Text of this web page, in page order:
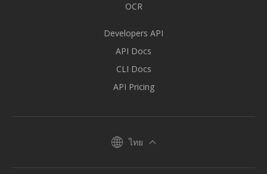
OCR
Developers API
API Docs
CLI Docs
API Pricing
ไทย